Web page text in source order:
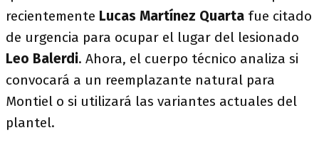
recientemente Lucas Martínez Quarta fue citado
de urgencia para ocupar el lugar del lesionado
Leo Balerdi. Ahora, el cuerpo técnico analiza si
convocará a un reemplazante natural para
Montiel o si utilizará las variantes actuales del
plantel.